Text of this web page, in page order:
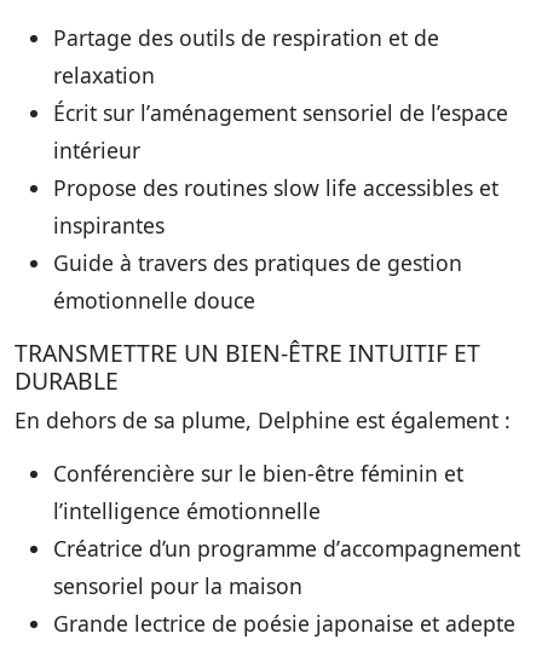
Partage des outils de respiration et de
relaxation
Écrit sur l’aménagement sensoriel de l’espace
intérieur
Propose des routines slow life accessibles et
inspirantes
Guide à travers des pratiques de gestion
émotionnelle douce
TRANSMETTRE UN BIEN-ÊTRE INTUITIF ET
DURABLE
En dehors de sa plume, Delphine est également :
Conférencière sur le bien-être féminin et
l’intelligence émotionnelle
Créatrice d’un programme d’accompagnement
sensoriel pour la maison
Grande lectrice de poésie japonaise et adepte